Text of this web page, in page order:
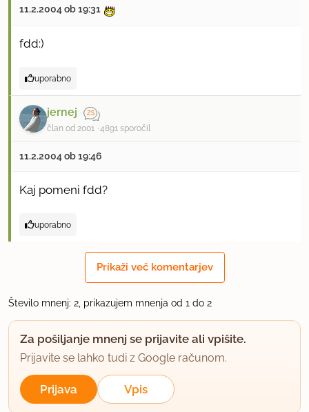
11.2.2004 ob 19:31
fdd:)
uporabno
jernej
član od 2001 4891 sporočil
11.2.2004 ob 19:46
Kaj pomeni fdd?
uporabno
Prikaži več komentarjev
Število mnenj: 2, prikazujem mnenja od 1 do 2
Za pošiljanje mnenj se prijavite ali vpišite.
Prijavite se lahko tudi z Google računom.
Prijava Vpis